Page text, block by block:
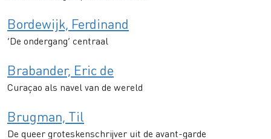
Bordewijk, Ferdinand
‘De ondergang’ centraal
Brabander, Eric de
Curaçao als navel van de wereld
Brugman, Til
De queer groteskenschrijver uit de avant-garde